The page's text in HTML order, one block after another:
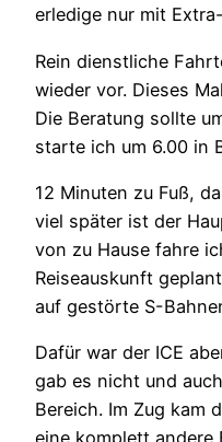
erledige nur mit
Rein dienstliche
wieder vor. Dieses
Die Beratung sollte
starte ich um 6.00 in
12 Minuten zu Fuß,
viel später ist der
von zu Hause fahre
Reiseauskunft
auf gestörte S-
Dafür war der ICE
gab es nicht und
Bereich. Im Zug kam